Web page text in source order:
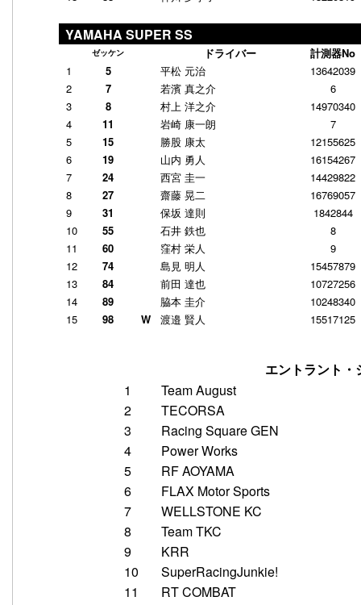
YAMAHA SUPER SS
ゼッケン ドライバー
計測器No
1
5 平松 元治
13642039
2
7 若濱 真之介
6
3
8 村上 洋之介
14970340
4
11 岩崎 康一朗
7
5
15 勝股 康太
12155625
6
19 山内 勇人
16154267
7
24 西宮 圭一
14429822
8
27 齋藤 晃二
16769057
9
31 保坂 達則
1842844
10
55 石井 鉄也
8
11
60 窪村 栄人
9
12
74 島見 明人
15457879
13
84 前田 達也
10727256
14
89 脇本 圭介
10248340
15
98 W 渡邉 賢人 15517125
エントラント・
1
Team August
2
TECORSA
3
Racing Square GEN
4
Power Works
5
RF AOYAMA
6
FLAX Motor Sports
7
WELLSTONE KC
8
Team TKC
9
KRR
10
SuperRacingJunkie!
11
RT COMBAT